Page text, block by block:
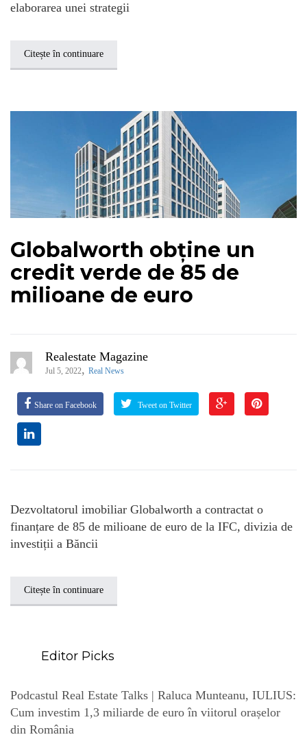
elaborarea unei strategii
Citește în continuare
Globalworth obține un
credit verde de 85 de
milioane de euro
Realestate Magazine
Jul 5, 2022, Real News
Share on Facebook Tweet on Twitter
Dezvoltatorul imobiliar Globalworth a contractat o
finanțare de 85 de milioane de euro de la IFC, divizia de
investiții a Băncii
Citește în continuare
Editor Picks
Podcastul Real Estate Talks | Raluca Munteanu, IULIUS:
Cum investim 1,3 miliarde de euro în viitorul orașelor
din România